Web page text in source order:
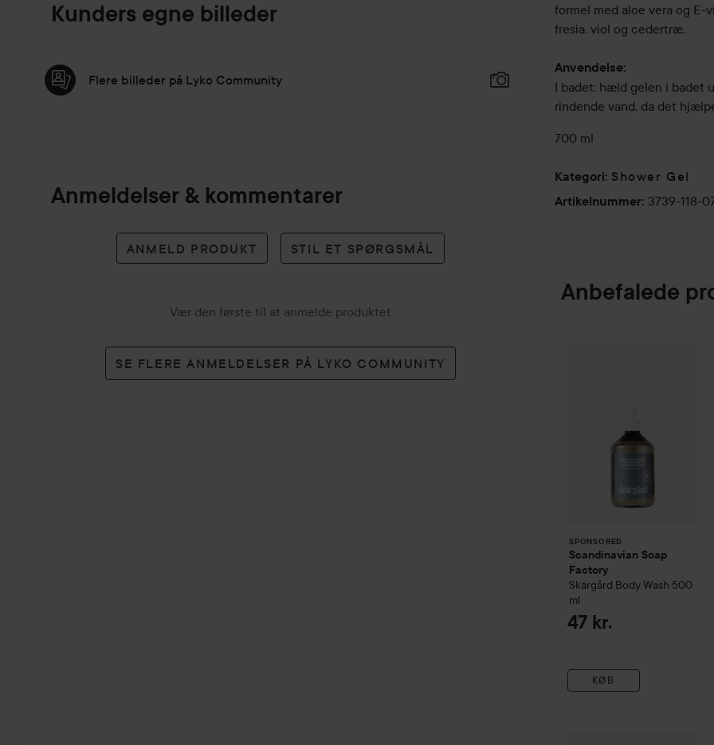
Kunders egne billeder
Flere billeder på Lyko Community
Anmeldelser & kommentarer
ANMELD PRODUKT STIL ET SPØRGSMÅL
Vær den første til at anmelde produktet
SE FLERE ANMELDELSER PÅ LYKO COMMUNITY
formel med aloe vera og
fresia, viol og cedertræ.
Anvendelse:
I badet: hæld gelen i badet
rindende vand, da det
700 ml
Kategori: Shower Gel
Artikelnummer: 3739-118-
Anbefalede
SPONSORED
Scandinavian Soap
Factory
Skärgård Body Wash 500
ml
47 kr.
KØB